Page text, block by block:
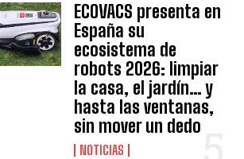
ECOVACS presenta en
España su
ecosistema de
robots 2026: limpiar
la casa, el jardín… y
hasta las ventanas,
sin mover un dedo
NOTICIAS